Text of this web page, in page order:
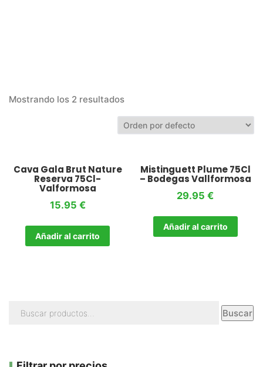
Mostrando los 2 resultados
Cava Gala Brut Nature
Reserva 75Cl-
Valformosa
15.95 €
Añadir al carrito
Mistinguett Plume 75Cl
– Bodegas Vallformosa
29.95€
Añadir al carrito
Buscar